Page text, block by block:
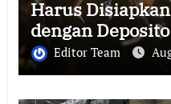
Harus
dengan
Editor Team